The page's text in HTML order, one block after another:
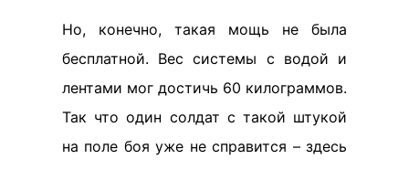
Но, конечно, такая мощь не была
бесплатной. Вес системы с водой и
лентами мог достичь 60 килограммов.
Так что один солдат с такой штукой
на поле боя уже не справится – здесь